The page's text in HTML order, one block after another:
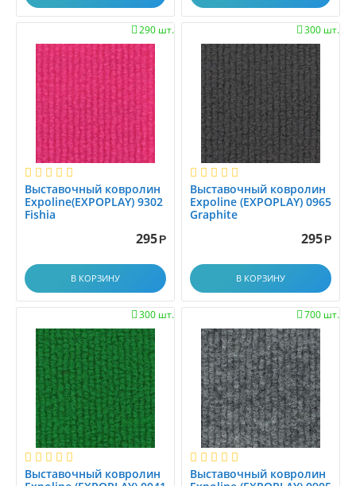
290 шт.

Выставочный ковролин
Expoline(EXPOPLAY) 9302
Fishia
295 Р
В КОРЗИНУ
300 шт.

Выставочный ковролин
Expoline (EXPOPLAY) 0965
Graphite
295 Р
В КОРЗИНУ
300 шт.

Выставочный ковролин
700 шт.

Выставочный ковролин